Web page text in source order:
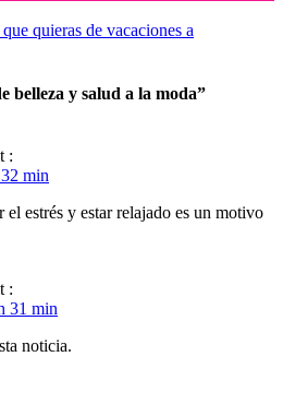
quieras de vacaciones a
belleza y salud a la moda”
:
min
estrés y estar relajado es un motivo
:
31 min
noticia.